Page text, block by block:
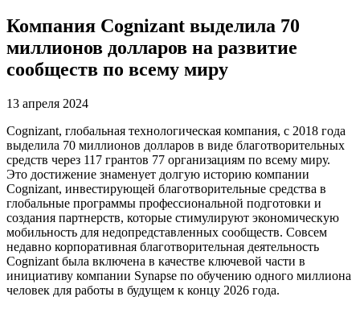
Компания Cognizant выделила 70
миллионов долларов на развитие
сообществ по всему миру
13 апреля 2024
Cognizant, глобальная технологическая компания, с 2018 года
выделила 70 миллионов долларов в виде благотворительных
средств через 117 грантов 77 организациям по всему миру.
Это достижение знаменует долгую историю компании
Cognizant, инвестирующей благотворительные средства в
глобальные программы профессиональной подготовки и
создания партнерств, которые стимулируют экономическую
мобильность для недопредставленных сообществ. Совсем
недавно корпоративная благотворительная деятельность
Cognizant была включена в качестве ключевой части в
инициативу компании Synapse по обучению одного миллиона
человек для работы в будущем к концу 2026 года.